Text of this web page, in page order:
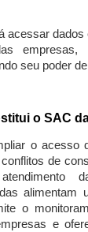
acessar
empresas,
seu poder
o SAC
o acesso
de
alimentam
o
e